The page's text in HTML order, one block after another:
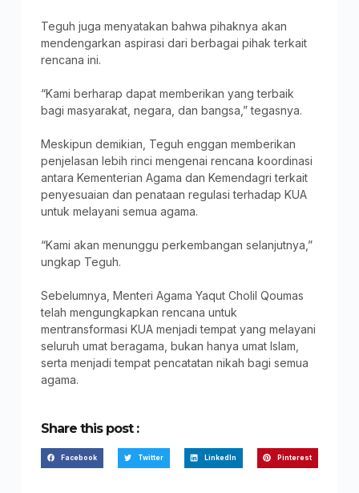
Teguh juga menyatakan bahwa pihaknya akan
mendengarkan aspirasi dari berbagai pihak terkait
rencana ini.
“Kami berharap dapat memberikan yang terbaik
bagi masyarakat, negara, dan bangsa,” tegasnya.
Meskipun demikian, Teguh enggan memberikan
penjelasan lebih rinci mengenai rencana koordinasi
antara Kementerian Agama dan Kemendagri terkait
penyesuaian dan penataan regulasi terhadap KUA
untuk melayani semua agama.
“Kami akan menunggu perkembangan selanjutnya,”
ungkap Teguh.
Sebelumnya, Menteri Agama Yaqut Cholil Qoumas
telah mengungkapkan rencana untuk
mentransformasi KUA menjadi tempat yang melayani
seluruh umat beragama, bukan hanya umat Islam,
serta menjadi tempat pencatatan nikah bagi semua
agama.
Share this post :
Facebook Twitter LinkedIn Pinterest